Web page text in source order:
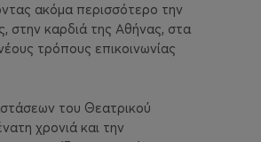
ακόμα περισσότερο την
στην καρδιά της Αθήνας, στα
τρόπους επικοινωνίας
του Θεατρικού
χρονιά και την